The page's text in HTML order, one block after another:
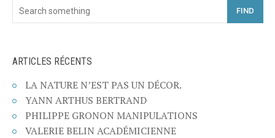
FIND
ARTICLES RÉCENTS
LA NATURE N’EST PAS UN DÉCOR.
YANN ARTHUS BERTRAND
PHILIPPE GRONON MANIPULATIONS
VALERIE BELIN ACADÉMICIENNE